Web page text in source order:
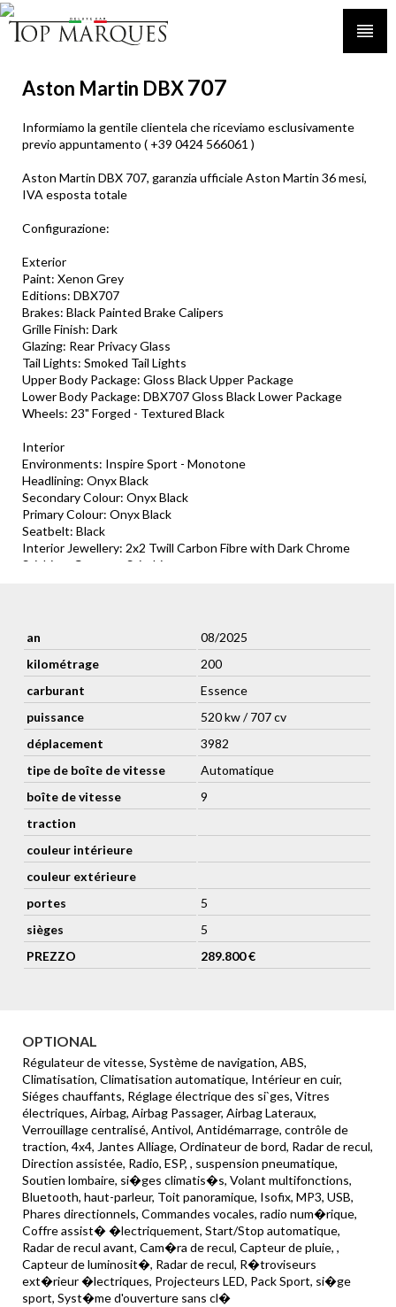
Aston Martin DBX707
Informiamo la gentile clientela che riceviamo esclusivamente
previo appuntamento ( +39 0424 566061 )
Aston Martin DBX 707, garanzia ufficiale Aston Martin 36 mesi,
IVA esposta totale
Configurazione:
Exterior
Paint: Xenon Grey
Editions: DBX707
Brakes: Black Painted Brake Calipers
Grille Finish: Dark
Glazing: Rear Privacy Glass
Tail Lights: Smoked Tail Lights
Upper Body Package: Gloss Black Upper Package
Lower Body Package: DBX707 Gloss Black Lower Package
Wheels: 23" Forged - Textured Black
Interior
Environments: Inspire Sport - Monotone
Headlining: Onyx Black
Secondary Colour: Onyx Black
Primary Colour: Onyx Black
Seatbelt: Black
Interior Jewellery: 2x2 Twill Carbon Fibre with Dark Chrome
Stiching: Contrast Stitching
Audio: Premium Audio Seat Technology: Seat Ventilation (front
and rear)
Badging: Black Chrome Badges and Script
Floor Mats: Base Floor Mats 720GSM
Designer Key: Aston Martin Designer Key
Tailgate: Power Tailgate Wireless Charging: Wireless
Charging Spare Tyre: Tyre Repair Kit Remote Park Heat:
Remote Park Heat Seat Adjustment: 16-Way Adjust Seat
Infotainment Control: lnfotainment Touchpad and Dial
Tow Bar: Tow Bar Tyres: Summer Tyres Umbrella: Umbrella and
Holder
an
08/2025
kilométrage
200
carburant
Essence
puissance
520 kw / 707 cv
déplacement
3982
tipe de boîte de vitesse
Automatique
boîte de vitesse
9
traction
couleur intérieure
couleur extérieure
portes
5
sièges
5
PREZZO
289.800 €
OPTIONAL
Régulateur de vitesse, Système de navigation, ABS,
Climatisation, Climatisation automatique, Intérieur en cuir,
Siéges chauffants, Réglage électrique des si`ges, Vitres
électriques, Airbag, Airbag Passager, Airbag Lateraux,
Verrouillage centralisé, Antivol, Antidémarrage, contrôle de
traction, 4x4, Jantes Alliage, Ordinateur de bord, Radar de recul,
Direction assistée, Radio, ESP, , suspension pneumatique,
Soutien lombaire, si�ges climatis�s, Volant multifonctions,
Bluetooth, haut-parleur, Toit panoramique, Isofix, MP3, USB,
Phares directionnels, Commandes vocales, radio num�rique,
Coffre assist� �lectriquement, Start/Stop automatique,
Radar de recul avant, Cam�ra de recul, Capteur de pluie, ,
Capteur de luminosit�, Radar de recul, R�troviseurs
ext�rieur �lectriques, Projecteurs LED, Pack Sport, si�ge
sport, Syst�me d'ouverture sans cl�